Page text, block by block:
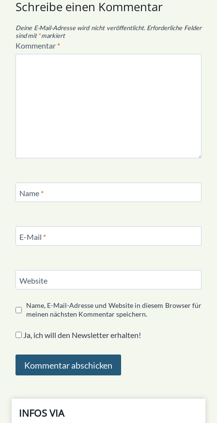
Schreibe einen Kommentar
Deine E-Mail-Adresse wird nicht veröffentlicht. Erforderliche Felder
sind mit*markiert
Kommentar *
Name *
E-Mail *
Website
Name, E-Mail-Adresse und Website in diesem Browser für
meinen nächsten Kommentar speichern.
Ja, ich will den Newsletter erhalten!
INFOS VIA